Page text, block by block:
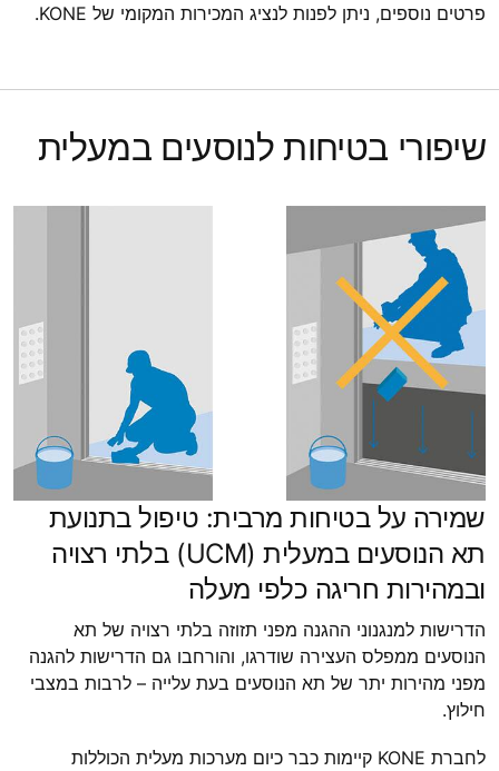
פרטים נוספים, ניתן לפנות לנציג המכירות המקומי של KONE.
שיפורי בטיחות לנוסעים במעלית
שמירה על בטיחות מרבית: טיפול בתנועת
תא הנוסעים במעלית (UCM) בלתי רצויה
ובמהירות חריגה כלפי מעלה
הדרישות למנגנוני ההגנה מפני תזוזה בלתי רצויה של תא
הנוסעים ממפלס העצירה שודרגו, והורחבו גם הדרישות להגנה
מפני מהירות יתר של תא הנוסעים בעת עלייה – לרבות במצבי
חילוץ.
לחברת KONE קיימות כבר כיום מערכות מעלית הכוללות